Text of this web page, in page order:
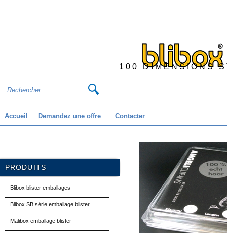
100 DIMENSIONS
Accueil Demandez une offre Contacter
PRODUITS
Blibox blister emballages
Blibox SB série emballage blister
Malibox emballage blister